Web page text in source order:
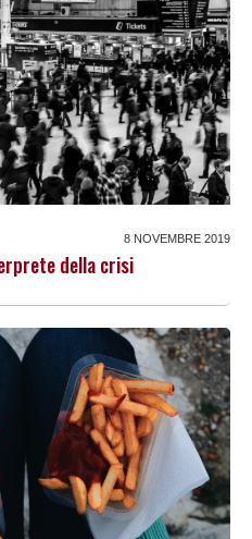
8 NOVEMBRE 2019
della crisi